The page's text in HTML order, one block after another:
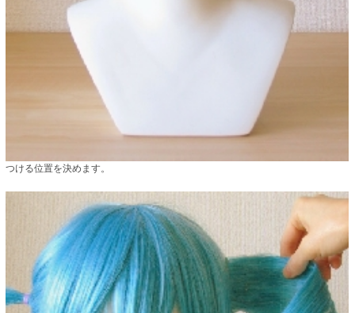
つける位置を決めます。